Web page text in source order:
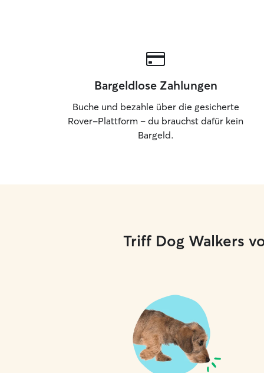
Bargeldlose Zahlungen
Buche und bezahle über die gesicherte
Rover-Plattform – du brauchst dafür kein
Bargeld.
Triff Dog Walkers